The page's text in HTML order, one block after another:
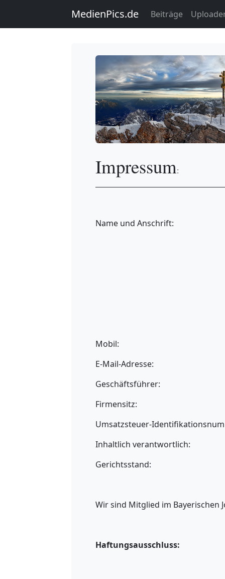
MedienPics.de Beiträge
Impressum:
Name und Anschrift:
Mobil:
E-Mail-Adresse:
Geschäftsführer:
Firmensitz:
Umsatzsteuer-
Inhaltlich verantwortlich:
Gerichtsstand:
Wir sind Mitglied im Bayerischen
Haftungsausschluss: